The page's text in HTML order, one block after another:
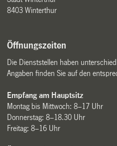
8403 Winterthur
Öffnungszeiten
Die Dienststellen haben
Angaben finden Sie auf den
Empfang am Hauptsitz
Montag bis Mittwoch: 8–17 Uhr
Donnerstag: 8–18.30 Uhr
Freitag: 8–16 Uhr